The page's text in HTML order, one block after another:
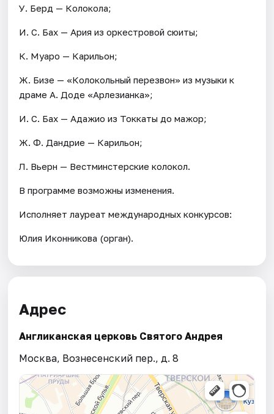
У. Берд — Колокола;
И. С. Бах — Ария из оркестровой сюиты;
К. Муаро — Карильон;
Ж. Бизе — «Колокольный перезвон» из музыки к
драме А. Доде «Арлезианка»;
И. С. Бах — Адажио из Токкаты до мажор;
Ж. Ф. Дандрие — Карильон;
Л. Вьерн — Вестминстерские колокол.
В программе возможны изменения.
Исполняет лауреат международных конкурсов:
Юлия Иконникова (орган).
Адрес
Англиканская церковь Святого Андрея
Москва, Вознесенский пер., д. 8